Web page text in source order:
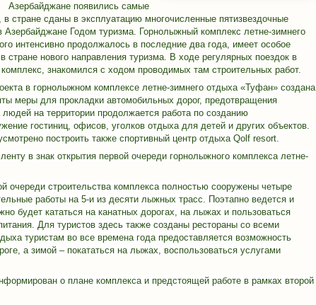
Азербайджане появились самые
стране сданы в эксплуатацию многочисленные пятизвездочные
Азербайджане Годом туризма. Горнолыжный комплекс летне-зимнего
интенсивно продолжалось в последние два года, имеет особое
стране нового направления туризма. В ходе регулярных поездок в
знакомился с ходом проводимых там строительных работ.
в горнолыжном комплексе летне-зимнего отдыха «Туфан» создана
меры для прокладки автомобильных дорог, предотвращения
на территории продолжается работа по созданию
гостиниц, офисов, уголков отдыха для детей и других объектов.
построить также спортивный центр отдыха Qolf resort.
в знак открытия первой очереди горнолыжного комплекса летне-
очереди строительства комплекса полностью сооружены четыре
работы на 5-и из десяти лыжных трасс. Поэтапно ведется и
будет кататься на канатных дорогах, на лыжах и пользоваться
Для туристов здесь также созданы рестораны со всеми
туристам во все времена года предоставляется возможность
а зимой – покататься на лыжах, воспользоваться услугами
о плане комплекса и предстоящей работе в рамках второй